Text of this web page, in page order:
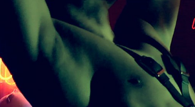
ภาพนิ่ง เนื้อหาที่แนะนำ รายละเอียด